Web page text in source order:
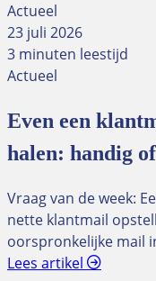
Actueel
23 juli 2026
3 minuten leestijd
Actueel
Even een
halen: handig
Vraag van de week:
nette klantmail
oorspronkelijke mail
Lees artikel